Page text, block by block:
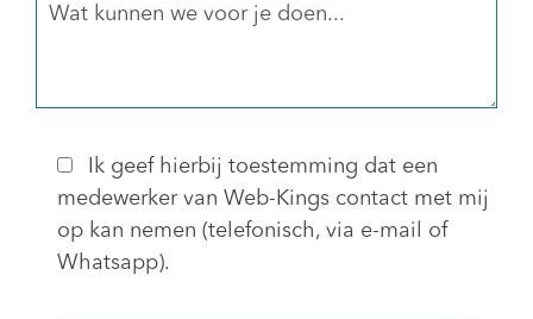
Ik geef hierbij toestemming dat een
medewerker van Web-Kings contact met mij
op kan nemen (telefonisch, via e-mail of
Whatsapp).